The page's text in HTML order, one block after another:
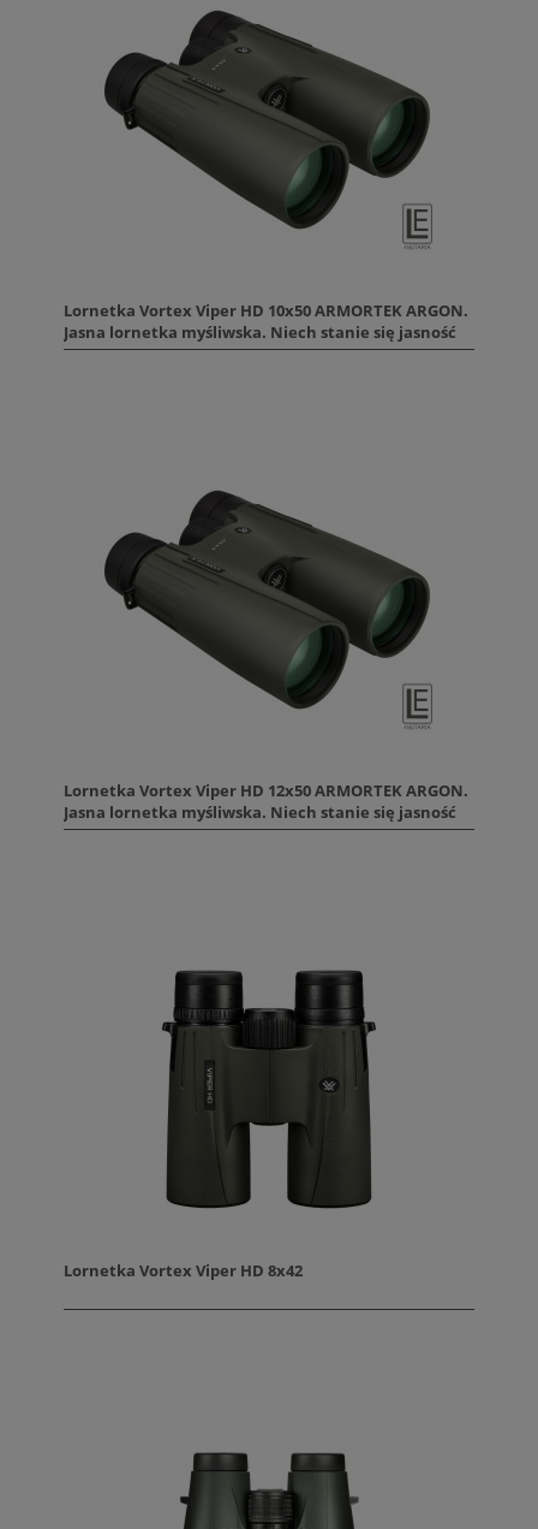
Lornetka Vortex Viper HD 10x50 ARMORTEK ARGON.
Jasna lornetka myśliwska. Niech stanie się jasność
Lornetka Vortex Viper HD 12x50 ARMORTEK ARGON.
Jasna lornetka myśliwska. Niech stanie się jasność
Lornetka Vortex Viper HD 8x42